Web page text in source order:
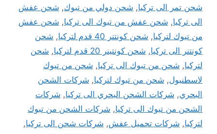
شحن تمر الى تركيا, شحن دولي من تبوك, شحن عفش
الى تركيا, شحن عفش من تبوك الى تركيا, شحن عفش
من تبوك لتركيا, شحن كونتنر 40 قدم لتركيا , شحن
كونتنر الى تركيا, شحن كونتينر 20 قدم لتركيا , شحن
لتركيا, شحن من تبوك الى تركيا, شحن من تبوك
لاسطنبول, شحن من تبوك لتركيا, شركات الشحن
البحري, شركات الشحن البحري الى تركيا, شركات
الشحن من تبوك الى تركيا, شركات الشحن من تبوك
لتركيا, شركات تحميل عفش, شركات شحن الى تركيا,